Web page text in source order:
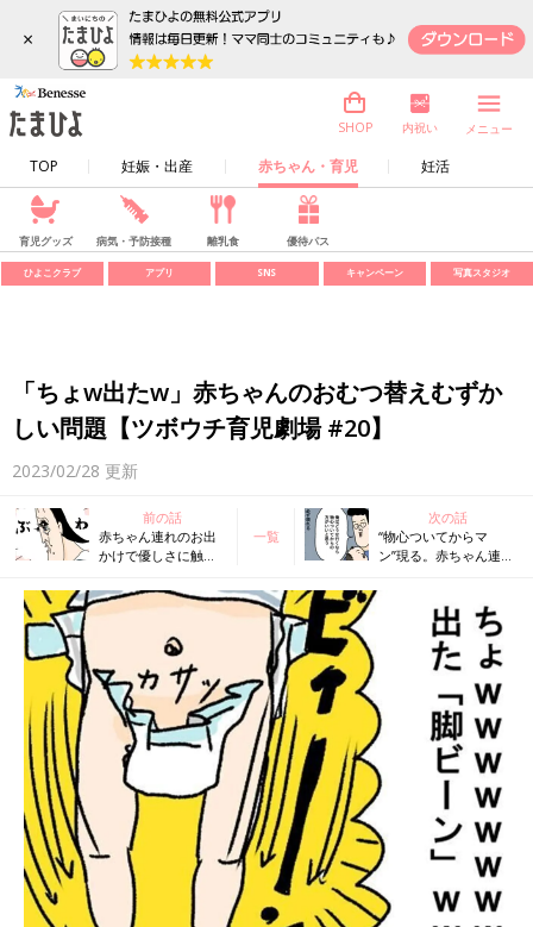
×
TOP 妊娠・出産 赤ちゃん・育児 妊活
SHOP 内祝い メニュー
育児グッズ 病気・予防接種 離乳食 優待パス
ひよこクラブ アプリ SNS キャンペーン 写真スタジオ
「ちょw出たw」赤ちゃんのおむつ替えむずか
しい問題【ツボウチ育児劇場 #20】
2023/02/28 更新
前の話
赤ちゃん連れのお出
かけで優しさに触れ
児劇場 #19】
一覧
次の話
“物心ついてからマ
ン”現る。赤ちゃん連れ